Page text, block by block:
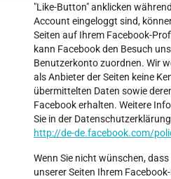
"Like-Button" anklicken
Account eingeloggt sind,
Seiten auf Ihrem Facebook-
kann Facebook den Besuch
Benutzerkonto zuordnen. Wir
als Anbieter der Seiten keine
übermittelten Daten sowie
Facebook erhalten. Weitere
Sie in der
http://de-de.facebook.com/
Wenn Sie nicht wünschen,
unserer Seiten Ihrem